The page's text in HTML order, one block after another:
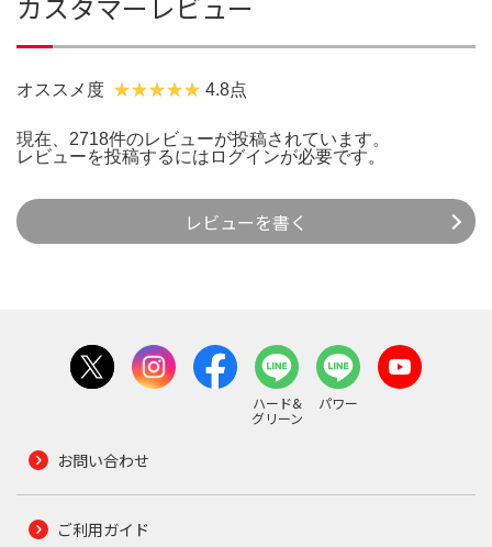
オススメ度 4.8点
現在、2718件のレビューが投稿されています。
レビューを投稿するには ログインが必要です。
レビューを書く
ハード&
グリーン
パワー
お問い合わせ
ご利用ガイド